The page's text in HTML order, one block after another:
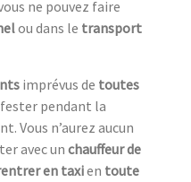
ne pouvez faire
ou dans le transport
imprévus de toutes
pendant la
Vous n’aurez aucun
avec un chauffeur de
en taxien toute